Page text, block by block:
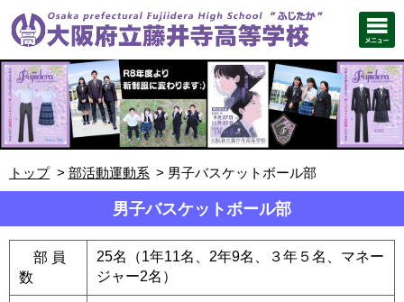
トップ 部活動運動系 男子バスケットボール部
男子バスケットボール部
部 員
数
25名（1年11名、2年9名、３年５名、マネー
ジャー2名）